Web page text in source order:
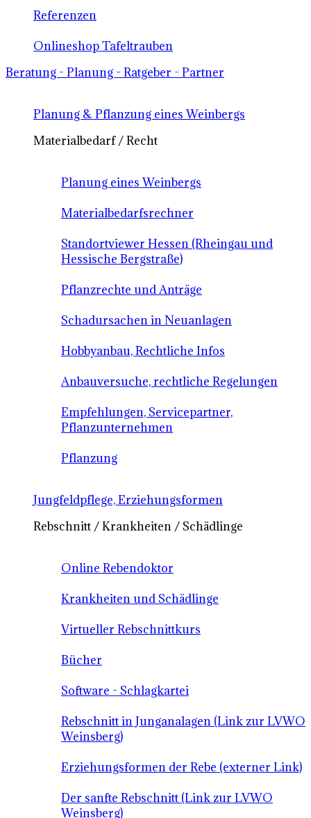
Referenzen
Onlineshop Tafeltrauben
Beratung - Planung - Ratgeber - Partner
Planung & Pflanzung eines Weinbergs
Materialbedarf / Recht
Planung eines Weinbergs
Materialbedarfsrechner
Standortviewer Hessen (Rheingau und
Hessische Bergstraße)
Pflanzrechte und Anträge
Schadursachen in Neuanlagen
Hobbyanbau, Rechtliche Infos
Anbauversuche, rechtliche Regelungen
Empfehlungen, Servicepartner,
Pflanzunternehmen
Pflanzung
Jungfeldpflege, Erziehungsformen
Rebschnitt / Krankheiten / Schädlinge
Online Rebendoktor
Krankheiten und Schädlinge
Virtueller Rebschnittkurs
Bücher
Software - Schlagkartei
Rebschnitt in Junganalagen (Link zur LVWO
Weinsberg)
Erziehungsformen der Rebe (externer Link)
Der sanfte Rebschnitt (Link zur LVWO
Weinsberg)